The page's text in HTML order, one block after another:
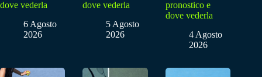
dove vederla
6 Agosto
2026
dove vederla
5 Agosto
2026
pronostico e
dove vederla
4 Agosto
2026